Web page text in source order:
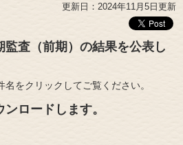
更新日：2024年11月5日更新
（前期）の結果を公表し
をクリックしてご覧ください。
ードします。